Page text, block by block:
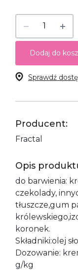
Dodaj do
Sprawdź
Producent:
Fractal
Opis
do barwienia:
czekolady,
tłuszcze,gum
koronek.
Składniki:olej
Dozowanie:
g/kg